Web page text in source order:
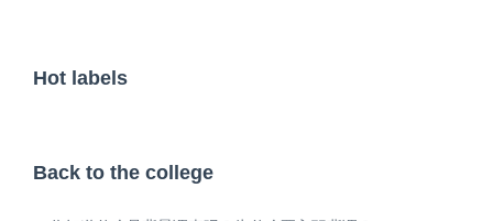
Hot labels
Back to the college